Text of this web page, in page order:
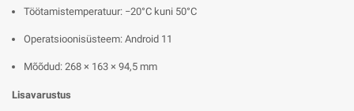
Töötamistemperatuur: −20°C kuni 50°C
Operatsioonisüsteem: Android 11
Mõõdud: 268 × 163 × 94,5 mm
Lisavarustus